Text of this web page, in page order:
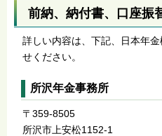
前納、納付書、口座振
詳しい内容は、下記、日本年
せください。
所沢年金事務所
〒359-8505
所沢市上安松1152-1